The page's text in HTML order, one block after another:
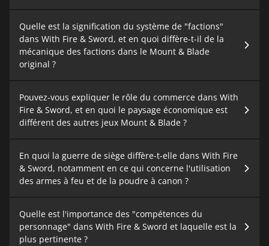
Quelle est la signification du système de "factions"
dans With Fire & Sword, et en quoi diffère-t-il de la
mécanique des factions dans le Mount & Blade
original ?
Pouvez-vous expliquer le rôle du commerce dans With
Fire & Sword, et en quoi le paysage économique est
différent des autres jeux Mount & Blade ?
En quoi la guerre de siège diffère-t-elle dans With Fire
& Sword, notamment en ce qui concerne l'utilisation
des armes à feu et de la poudre à canon ?
Quelle est l'importance des "compétences du
personnage" dans With Fire & Sword et laquelle est la
plus pertinente ?